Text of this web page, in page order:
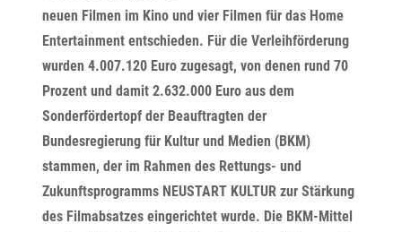
neuen Filmen im Kino und vier Filmen für das Home
Entertainment entschieden. Für die Verleihförderung
wurden 4.007.120 Euro zugesagt, von denen rund 70
Prozent und damit 2.632.000 Euro aus dem
Sonderfördertopf der Beauftragten der
Bundesregierung für Kultur und Medien (BKM)
stammen, der im Rahmen des Rettungs- und
Zukunftsprogramms NEUSTART KULTUR zur Stärkung
des Filmabsatzes eingerichtet wurde. Die BKM-Mittel